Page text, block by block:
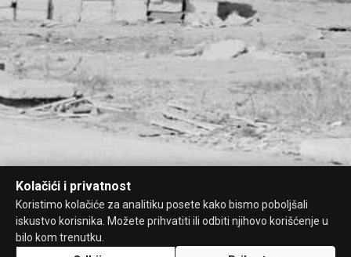
Kolačići i privatnost
Koristimo kolačiće za analitiku posete kako bismo poboljšali
iskustvo korisnika. Možete prihvatiti ili odbiti njihovo korišćenje u
bilo kom trenutku.